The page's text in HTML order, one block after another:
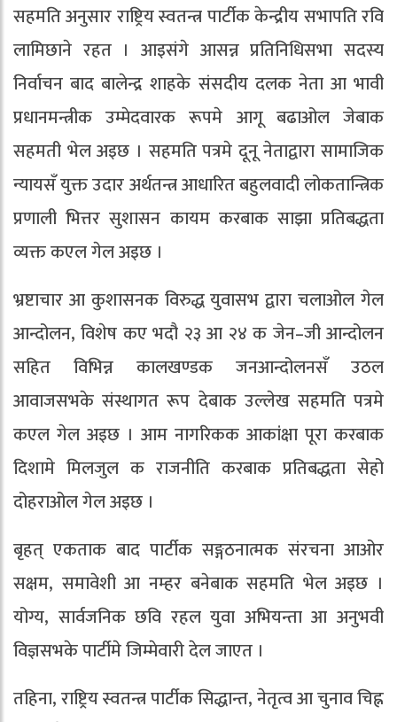
सहमति अनुसार राष्ट्रिय स्वतन्त्र पार्टीक केन्द्रीय सभापति रवि
लामिछाने रहत । आइसंगे आसन्न प्रतिनिधिसभा सदस्य
निर्वाचन बाद बालेन्द्र शाहके संसदीय दलक नेता आ भावी
प्रधानमन्त्रीक उम्मेदवारक रूपमे आगू बढाओल जेबाक
सहमती भेल अइछ । सहमति पत्रमे दूनू नेताद्वारा सामाजिक
न्यायसँ युक्त उदार अर्थतन्त्र आधारित बहुलवादी लोकतान्त्रिक
प्रणाली भित्तर सुशासन कायम करबाक साझा प्रतिबद्धता
व्यक्त कएल गेल अइछ ।
भ्रष्टाचार आ कुशासनक विरुद्ध युवासभ द्वारा चलाओल गेल
आन्दोलन, विशेष कए भदौ २३ आ २४ क जेन–जी आन्दोलन
सहित विभिन्न कालखण्डक जनआन्दोलनसँ उठल
आवाजसभके संस्थागत रूप देबाक उल्लेख सहमति पत्रमे
कएल गेल अइछ । आम नागरिकक आकांक्षा पूरा करबाक
दिशामे मिलजुल क राजनीति करबाक प्रतिबद्धता सेहो
दोहराओल गेल अइछ ।
बृहत् एकताक बाद पार्टीक सङ्गठनात्मक संरचना आओर
सक्षम, समावेशी आ नम्हर बनेबाक सहमति भेल अइछ ।
योग्य, सार्वजनिक छवि रहल युवा अभियन्ता आ अनुभवी
विज्ञसभके पार्टीमे जिम्मेवारी देल जाएत ।
तहिना, राष्ट्रिय स्वतन्त्र पार्टीक सिद्धान्त, नेतृत्व आ चुनाव चिह्न